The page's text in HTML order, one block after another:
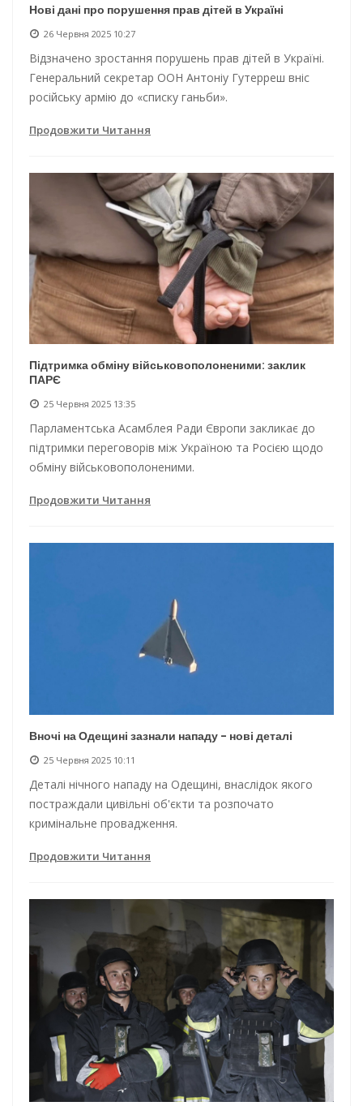
Нові дані про порушення прав дітей в Україні
26 Червня 2025 10:27
Відзначено зростання порушень прав дітей в Україні.
Генеральний секретар ООН Антоніу Гутерреш вніс
російську армію до «списку ганьби».
Продовжити Читання
Підтримка обміну військовополоненими: заклик
ПАРЄ
25 Червня 2025 13:35
Парламентська Асамблея Ради Європи закликає до
підтримки переговорів між Україною та Росією щодо
обміну військовополоненими.
Продовжити Читання
Вночі на Одещині зазнали нападу - нові деталі
25 Червня 2025 10:11
Деталі нічного нападу на Одещині, внаслідок якого
постраждали цивільні об'єкти та розпочато
кримінальне провадження.
Продовжити Читання